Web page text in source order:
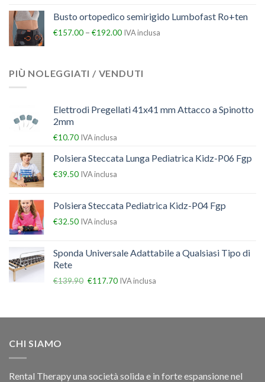
Busto ortopedico semirigido Lumbofast Ro+ten
€157.00 – €192.00 IVA inclusa
PIÙ NOLEGGIATI / VENDUTI
Elettrodi Pregellati 41x41 mm Attacco a Spinotto
2mm
€10.70 IVA inclusa
Polsiera Steccata Lunga Pediatrica Kidz-P06 Fgp
€39.50 IVA inclusa
Polsiera Steccata Pediatrica Kidz-P04 Fgp
€32.50 IVA inclusa
Sponda Universale Adattabile a Qualsiasi Tipo di
Rete
€139.90 €117.70 IVA inclusa
CHI SIAMO
Rental Therapy una società solida e in forte espansione nel